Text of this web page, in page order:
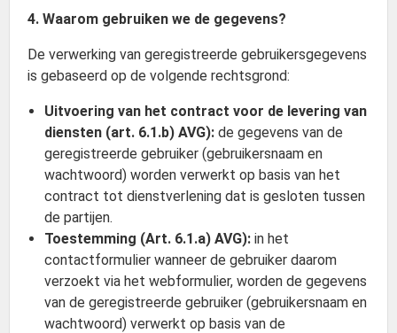
4. Waarom gebruiken we de gegevens?
De verwerking van geregistreerde gebruikersgegevens
is gebaseerd op de volgende rechtsgrond:
Uitvoering van het contract voor de levering van
diensten (art. 6.1.b) AVG): de gegevens van de
geregistreerde gebruiker (gebruikersnaam en
wachtwoord) worden verwerkt op basis van het
contract tot dienstverlening dat is gesloten tussen
de partijen.
Toestemming (Art. 6.1.a) AVG): in het
contactformulier wanneer de gebruiker daarom
verzoekt via het webformulier, worden de gegevens
van de geregistreerde gebruiker (gebruikersnaam en
wachtwoord) verwerkt op basis van de